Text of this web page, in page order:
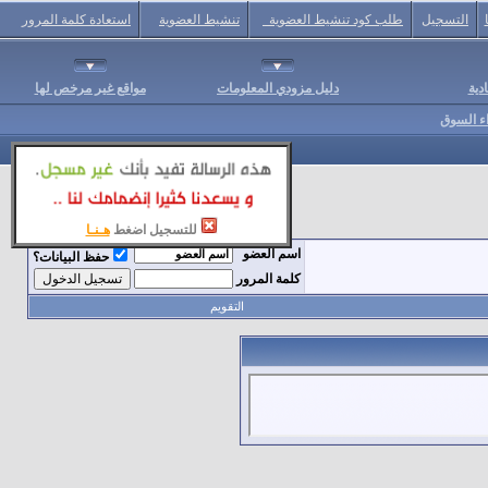
للتسجيل اضغط هـنـا
التسجيل طلب كود تنشيط العضوية تنشيط العضوية استعادة كلمة المرور
دليل مزودي المعلومات مواقع غير مرخص لها
السوق
اسم العضو
حفظ البيانات؟
كلمة المرور
التقويم